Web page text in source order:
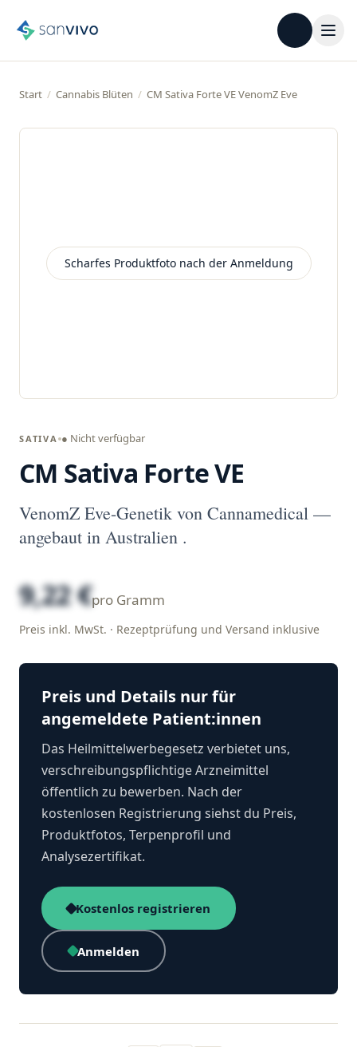
Start / Cannabis Blüten / CM Sativa Forte VE VenomZ Eve
Scharfes Produktfoto nach der Anmeldung
SATIVA ● Nicht verfügbar
CM Sativa Forte VE
VenomZ Eve-Genetik von Cannamedical —
angebaut in Australien .
9,22 €pro Gramm
Preis inkl. MwSt. · Rezeptprüfung und Versand inklusive
Preis und Details nur für
angemeldete Patient:innen
Das Heilmittelwerbegesetz verbietet uns,
verschreibungspflichtige Arzneimittel
öffentlich zu bewerben. Nach der
kostenlosen Registrierung siehst du Preis,
Produktfotos, Terpenprofil und
Analysezertifikat.
Kostenlos registrieren
Anmelden